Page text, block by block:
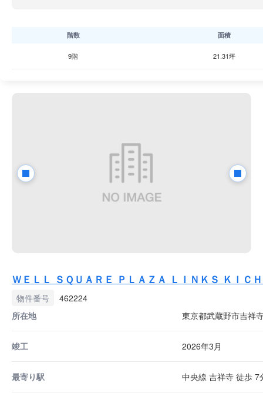
しエレベーターは1基のみのため、混雑時間帯の待ち時間につい
階数 面積
9階 21.31坪
ＷＥＬＬ ＳＱＵＡＲＥ ＰＬＡＺＡ ＬＩＮＫＳ ＫＩＣ
物件番号
462224
所在地
東京都武蔵野市吉祥
竣工 2026年3月
最寄り駅 中央線 吉祥寺 徒歩 7